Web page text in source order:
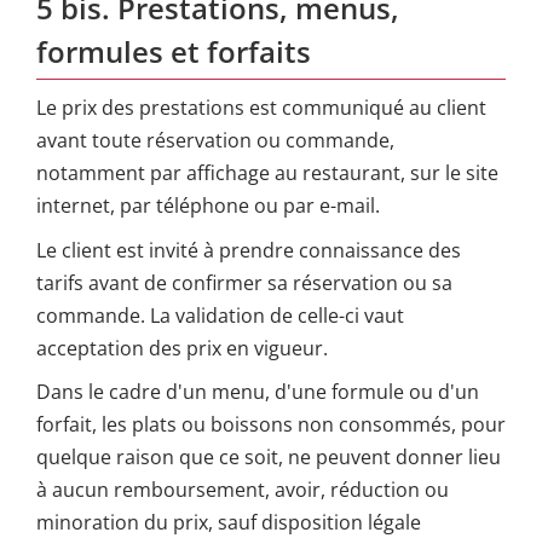
formules et forfaits
Le prix des prestations est communiqué au client
avant toute réservation ou commande,
notamment par affichage au restaurant, sur le site
internet, par téléphone ou par e-mail.
Le client est invité à prendre connaissance des
tarifs avant de confirmer sa réservation ou sa
commande. La validation de celle-ci vaut
acceptation des prix en vigueur.
Dans le cadre d'un menu, d'une formule ou d'un
forfait, les plats ou boissons non consommés, pour
quelque raison que ce soit, ne peuvent donner lieu
à aucun remboursement, avoir, réduction ou
minoration du prix, sauf disposition légale